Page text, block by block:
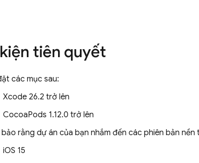
tiên quyết
các mục sau:
Xcode 26.2 trở lên
CocoaPods 1.12.0 trở lên
rằng dự án của bạn nhắm đến các phiên bản nền
iOS 15